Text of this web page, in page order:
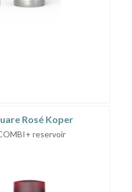
Rosé Koper
reservoir